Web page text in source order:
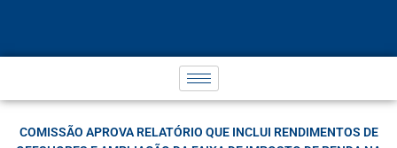
COMISSÃO APROVA RELATÓRIO QUE INCLUI RENDIMENTOS DE